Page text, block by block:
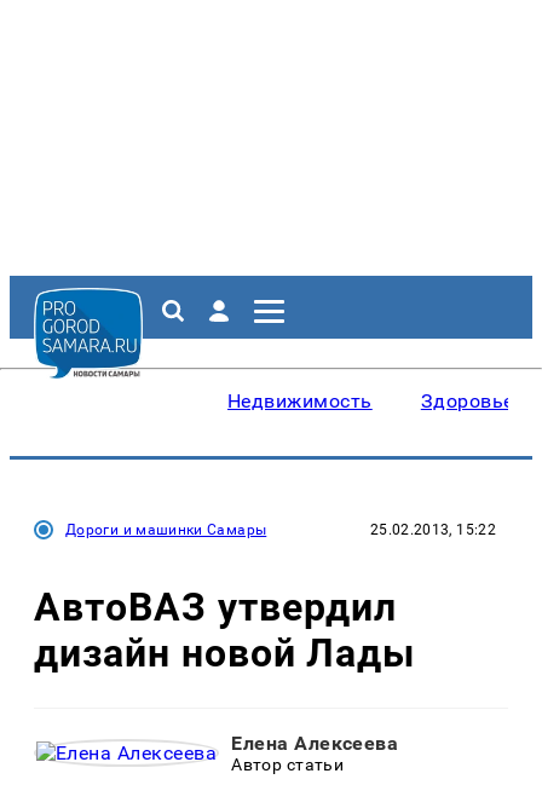
Недвижимость Здоровье
Дороги и машинки Самары 25.02.2013, 15:22
АвтоВАЗ утвердил
дизайн новой Лады
Елена Алексеева
Автор статьи